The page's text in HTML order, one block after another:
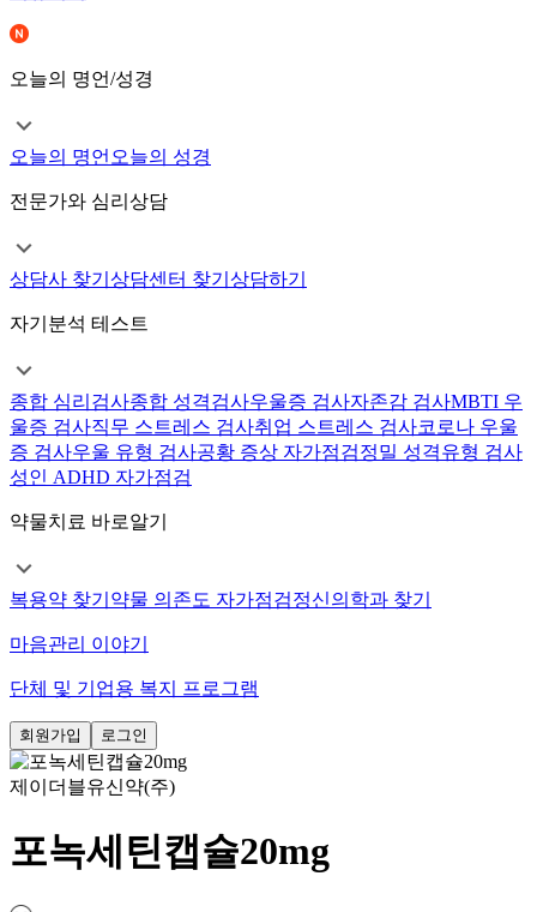
오늘의 명언/성경
오늘의 명언 오늘의 성경
전문가와 심리상담
상담사 찾기 상담센터 찾기 상담하기
자기분석 테스트
종합 심리검사종합 성격검사우울증 검사자존감 검사MBTI 우
울증 검사직무 스트레스 검사취업 스트레스 검사코로나 우울
증 검사우울 유형 검사공황 증상 자가점검정밀 성격유형 검사
성인 ADHD 자가점검
약물치료 바로알기
복용약 찾기 약물 의존도 자가점검정신의학과 찾기
마음관리 이야기
단체 및 기업용 복지 프로그램
회원가입 로그인
제이더블유신약(주)
포녹세틴캡슐20mg